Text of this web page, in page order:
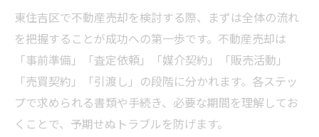
不動産売却で査定時に気を付ける点
複数社比較が叶える安心の不動産売却
不動産売却は複数社比較が安心の理由
比較で分かる不動産売却の適正価格とは
査定額と対応力で会社を見極めるコツ
東住吉区で不動産売却を検討する際、まずは全体の流れ
を把握することが成功への第一歩です。不動産売却は
「事前準備」「査定依頼」「媒介契約」「販売活動」
「売買契約」「引渡し」の段階に分かれます。各ステッ
プで求められる書類や手続き、必要な期間を理解してお
くことで、予期せぬトラブルを防げます。